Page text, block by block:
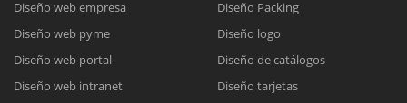
Diseño web empresa
Diseño web pyme
Diseño web portal
Diseño web intranet
Diseño Packing
Diseño logo
Diseño de catálogos
Diseño tarjetas